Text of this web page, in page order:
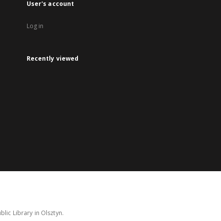
User's account
Log in
Recently viewed
Library in Olsztyn.